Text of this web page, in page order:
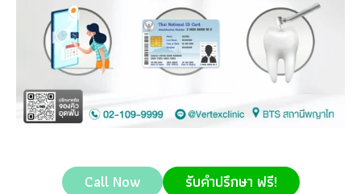
Call Now รับคำปรึกษา ฟรี!